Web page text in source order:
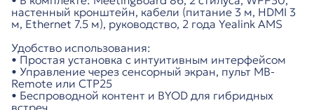
настенный кронштейн, кабели (питание 3 м, HDMI 3
м, Ethernet 7.5 м), руководство, 2 года Yealink AMS
Удобство использования:
• Простая установка с интуитивным интерфейсом
• Управление через сенсорный экран, пульт MB-
Remote или CTP25
• Беспроводной контент и BYOD для гибридных
встреч